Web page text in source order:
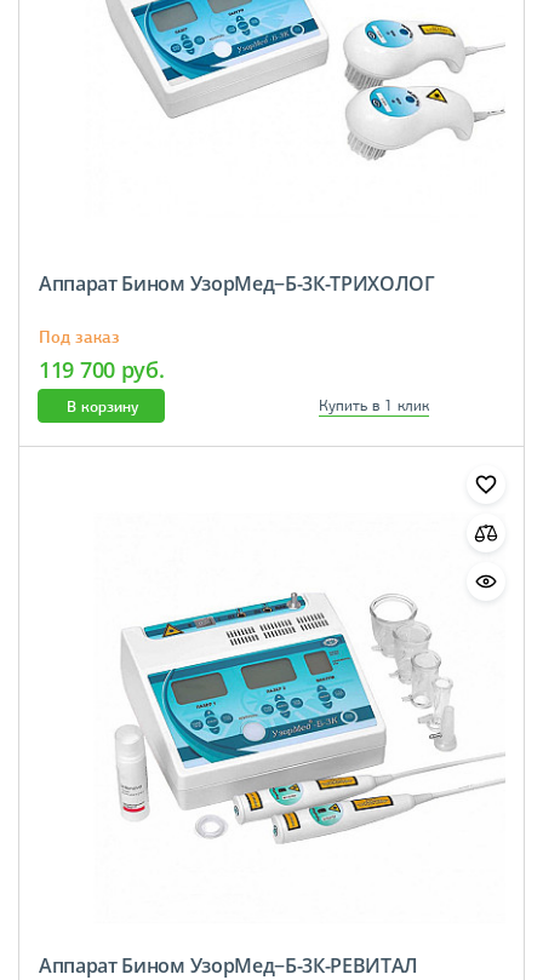
Аппарат Бином УзорМед−Б-3К-ТРИХОЛОГ
Под заказ
119 700 руб.
В корзину Купить в 1 клик
Аппарат Бином УзорМед−Б-3К-РЕВИТАЛ